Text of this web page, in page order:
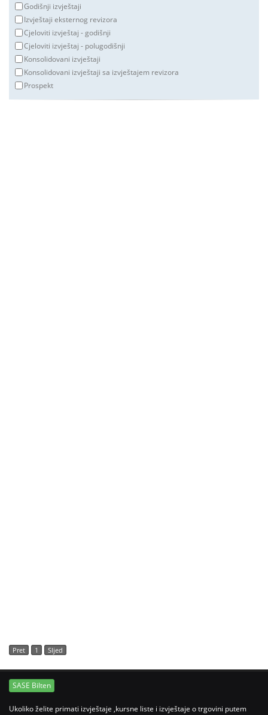
Godišnji izvještaji
Izvještaji eksternog revizora
Cjeloviti izvještaj - godišnji
Cjeloviti izvještaj - polugodišnji
Konsolidovani izvještaji
Konsolidovani izvještaji sa izvještajem revizora
Prospekt
Pret 1 Sljed
SASE Bilten
Ukoliko želite primati izvještaje ,kursne liste i izvještaje o trgovini putem